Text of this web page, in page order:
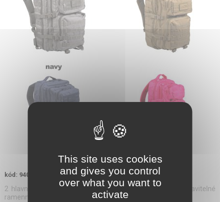
kód: 940BAG
2 hlavní přihrádky, 2 menší kapsy, uvnitř další kapsy, nastavitelné
ramenné popruhy, MOLLE systém, …..
This site uses cookies
and gives you control
over what you want to
activate